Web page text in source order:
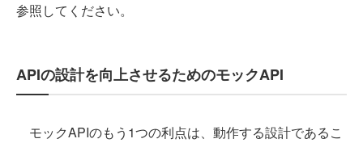
参照してください。
APIの設計を向上させるためのモックAPI
モックAPIのもう1つの利点は、動作する設計であるこ